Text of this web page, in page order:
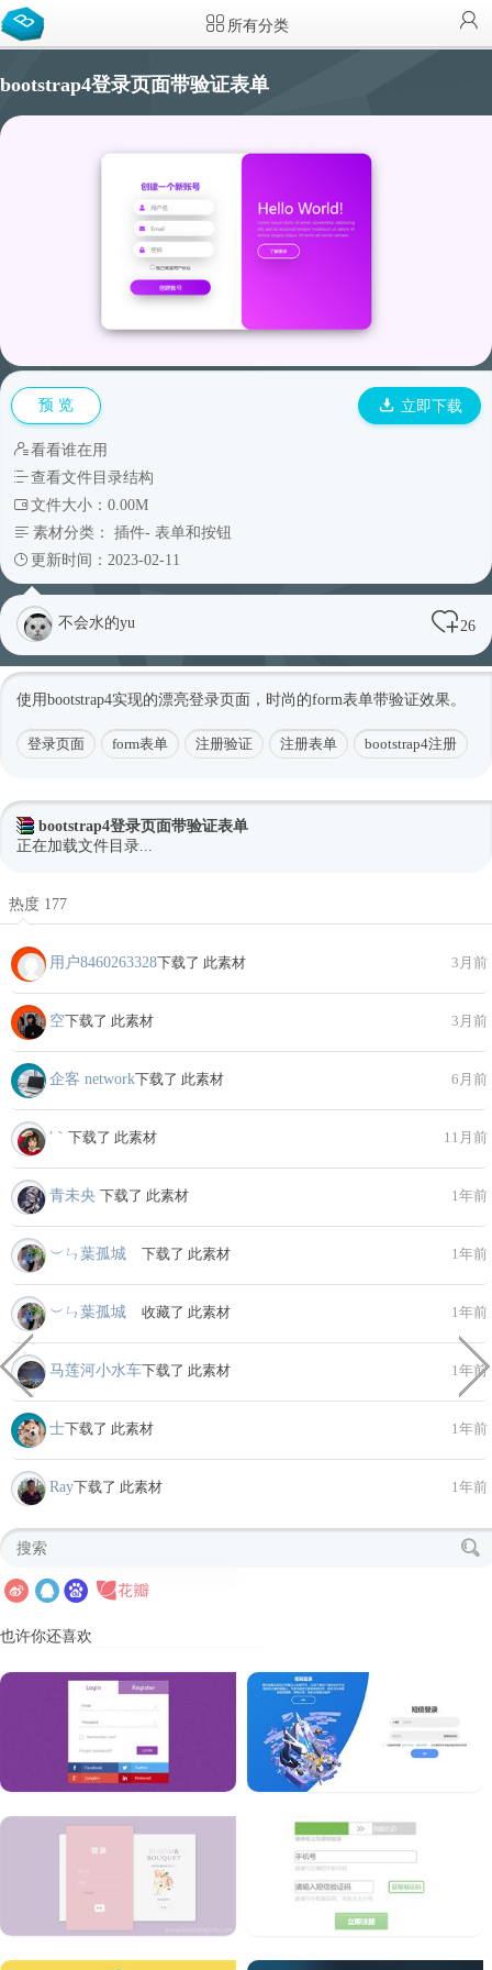
所有分类
bootstrap4登录页面带验证表单
预 览 立即下载
看看谁在用
查看文件目录结构
文件大小：0.00M
素材分类： 插件- 表单和按钮
更新时间：2023-02-11
不会水的yu 26
使用bootstrap4实现的漂亮登录页面，时尚的form表单带验证效果。
登录页面 form表单 注册验证 注册表单 bootstrap4注册
bootstrap4登录页面带验证表单
正在加载文件目录...
热度 177
用户8460263328下载了 此素材 3月前
空下载了 此素材 3月前
企客 network下载了 此素材 6月前
′｀ 下载了 此素材 11月前
青未央 下载了 此素材 1年前
︶ㄣ葉孤城ゞ 下载了 此素材 1年前
︶ㄣ葉孤城ゞ 收藏了 此素材 1年前
马莲河小水车下载了 此素材 1年前
士下载了 此素材 1年前
Ray下载了 此素材 1年前
也许你还喜欢